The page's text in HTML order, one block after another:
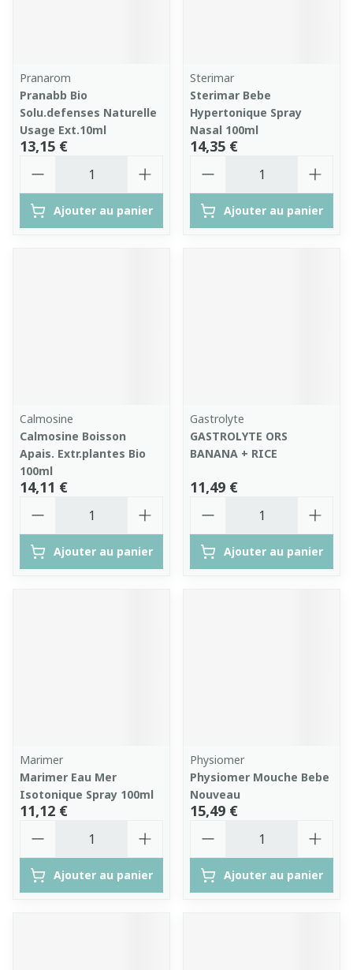
Pranarom
Pranabb Bio
Solu.defenses Naturelle
Usage Ext.10ml
13,15 €
Ajouter au panier
Sterimar
Sterimar Bebe
Hypertonique Spray
Nasal 100ml
14,35 €
Ajouter au panier
Calmosine
Calmosine Boisson
Apais. Extr.plantes Bio
100ml
14,11 €
Ajouter au panier
Gastrolyte
GASTROLYTE ORS
BANANA + RICE
11,49 €
Ajouter au panier
Marimer
Marimer Eau Mer
Isotonique Spray 100ml
11,12 €
Ajouter au panier
Physiomer
Physiomer Mouche Bebe
Nouveau
15,49 €
Ajouter au panier